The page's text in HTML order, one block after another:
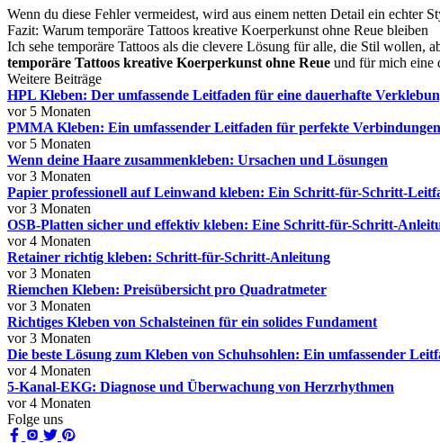
Wenn du diese Fehler vermeidest, wird aus einem netten Detail ein echter
Fazit: Warum temporäre Tattoos kreative Koerperkunst ohne Reue bleiben
Ich sehe temporäre Tattoos als die clevere Lösung für alle, die Stil wollen,
temporäre Tattoos kreative Koerperkunst ohne Reue und für mich eine
Weitere Beiträge
HPL Kleben: Der umfassende Leitfaden für eine dauerhafte
vor 5 Monaten
PMMA Kleben: Ein umfassender Leitfaden für perfekte Verbindungen
vor 5 Monaten
Wenn deine Haare zusammenkleben: Ursachen und Lösungen
vor 3 Monaten
Papier professionell auf Leinwand kleben: Ein Schritt-für-Schritt-
vor 3 Monaten
OSB-Platten sicher und effektiv kleben: Eine Schritt-für-Schritt-
vor 4 Monaten
Retainer richtig kleben: Schritt-für-Schritt-Anleitung
vor 3 Monaten
Riemchen Kleben: Preisübersicht pro Quadratmeter
vor 3 Monaten
Richtiges Kleben von Schalsteinen für ein solides Fundament
vor 3 Monaten
Die beste Lösung zum Kleben von Schuhsohlen: Ein umfassender
vor 4 Monaten
5-Kanal-EKG: Diagnose und Überwachung von Herzrhythmen
vor 4 Monaten
Folge uns